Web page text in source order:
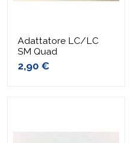
Adattatore LC/LC
SM Quad
2,90 €